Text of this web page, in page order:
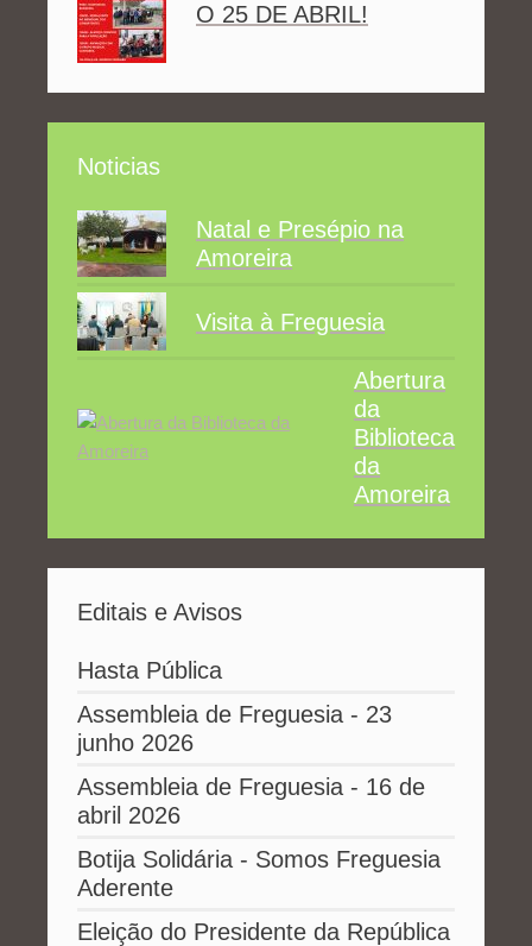
O 25 DE ABRIL!
Noticias
Natal e Presépio na
Amoreira
Visita à Freguesia
Abertura
da
Biblioteca
da
Amoreira
Editais e Avisos
Hasta Pública
Assembleia de Freguesia - 23
junho 2026
Assembleia de Freguesia - 16 de
abril 2026
Botija Solidária - Somos Freguesia
Aderente
Eleição do Presidente da República